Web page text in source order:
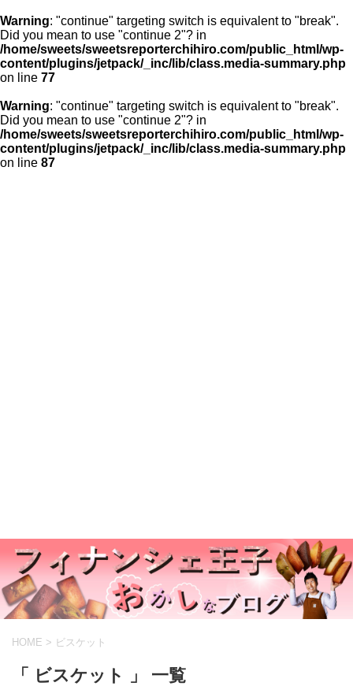
Warning: "continue" targeting switch is equivalent to "break".
Did you mean to use "continue 2"? in
/home/sweets/sweetsreporterchihiro.com/public_html/wp-
content/plugins/jetpack/_inc/lib/class.media-summary.php
on line 77
Warning: "continue" targeting switch is equivalent to "break".
Did you mean to use "continue 2"? in
/home/sweets/sweetsreporterchihiro.com/public_html/wp-
content/plugins/jetpack/_inc/lib/class.media-summary.php
on line 87
HOME > ビスケット
「 ビスケット 」 一覧